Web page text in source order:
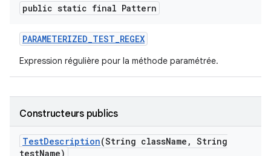
public static final Pattern
PARAMETERIZED_TEST_REGEX
Expression régulière pour la méthode paramétrée.
Constructeurs publics
TestDescription(String className , String
testName)